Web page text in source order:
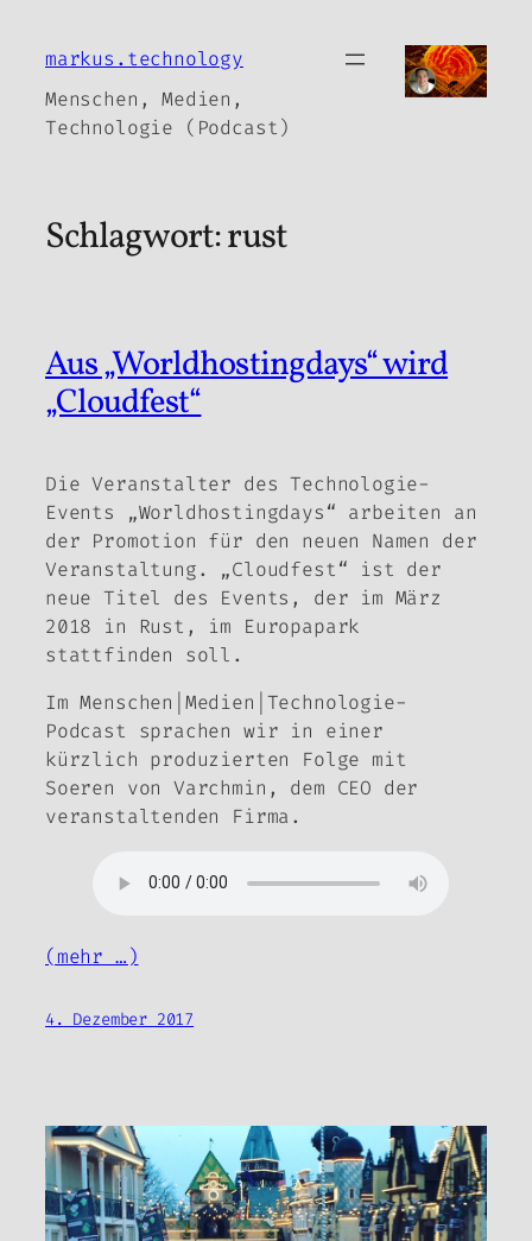
Inhalt
markus.technology
Menschen, Medien,
Technologie (Podcast)
Schlagwort:rust
Aus „Worldhostingdays“ wird
„Cloudfest“
Die Veranstalter des Technologie-
Events „Worldhostingdays“ arbeiten an
der Promotion für den neuen Namen der
Veranstaltung. „Cloudfest“ ist der
neue Titel des Events, der im März
2018 in Rust, im Europapark
stattfinden soll.
Im Menschen|Medien|Technologie-
Podcast sprachen wir in einer
kürzlich produzierten Folge mit
Soeren von Varchmin, dem CEO der
veranstaltenden Firma.
(mehr …)
4. Dezember 2017